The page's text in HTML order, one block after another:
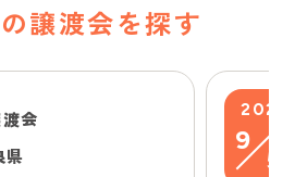
譲渡会を探す
会
県
2026
9
5